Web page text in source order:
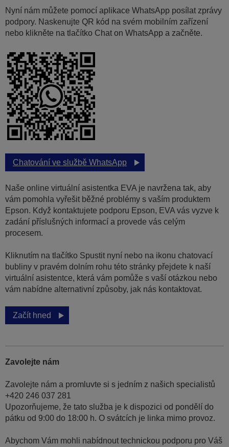
Nyní nám můžete pomocí aplikace WhatsApp posílat zprávy
podpory. Naskenujte QR kód na svém mobilním zařízení
nebo klikněte na tlačítko Chat on WhatsApp a začněte.
Chatování ve službě WhatsApp
Naše online virtuální asistentka EVA je navržena tak, aby
vám pomohla vyřešit běžné problémy s vaším produktem
Epson. Když kontaktujete podporu Epson, EVA vás vyzve k
zadání příslušných informací a provede vás celým
procesem.
Kliknutím na tlačítko Spustit nyní nebo na ikonu chatovací
bubliny v pravém dolním rohu této stránky přejdete k naší
virtuální asistentce, která vám pomůže s vaší otázkou nebo
vám nabídne alternativní způsoby, jak nás kontaktovat.
Začít hned
Zavolejte nám
Zavolejte nám a promluvte si s jedním z našich specialistů
+420 246 037 281
Upozorňujeme, že tato služba je k dispozici od pondělí do
pátku od 9:00 do 18:00 h. O svátcích je linka mimo provoz.
Abychom Vám mohli nabídnout technickou podporu pro Váš